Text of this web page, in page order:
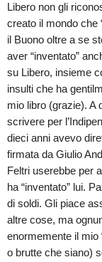
Libero non gli
creato il mondo che
il Buono oltre a se
aver “inventato”
su Libero, insieme
insulti che ha
mio libro (grazie). A
scrivere per
dieci anni avevo
firmata da Giulio
Feltri userebbe per
ha “inventato” lui.
di soldi. Gli piace
altre cose, ma
enormemente il mio
o brutte che siano)